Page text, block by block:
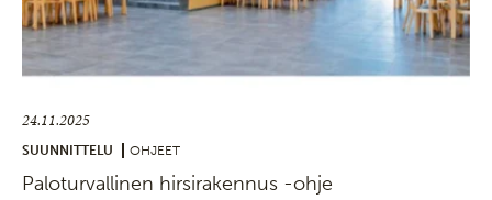
24.11.2025
SUUNNITTELU OHJEET
Paloturvallinen hirsirakennus -ohje